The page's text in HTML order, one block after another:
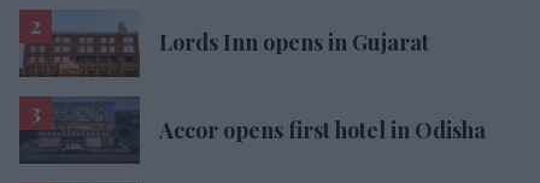
Lords Inn opens in Gujarat
Accor opens first hotel in Odisha